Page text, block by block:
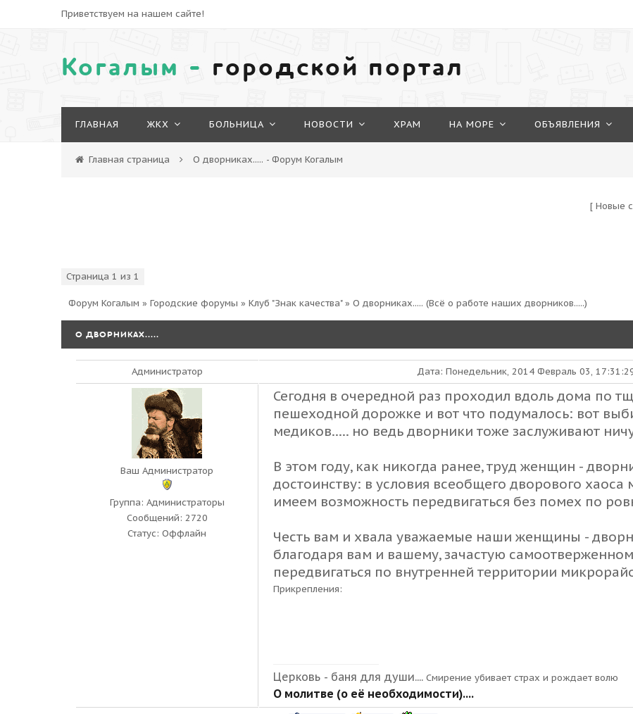
Приветствуем на нашем сайте!
Когалым - городской портал
ГЛАВНАЯ ЖКХ БОЛЬНИЦА НОВОСТИ ХРАМ НА МОРЕ ОБЪЯВЛЕНИЯ
Главная страница О дворниках..... - Форум Когалым
[ Новые
Страница 1 из 1
Форум Когалым » Городские форумы » Клуб "Знак качества" » О дворниках..... (Всё о работе наших дворников.....)
О ДВОРНИКАХ.....
Администратор Дата: Понедельник, 2014 Февраль 03,
Ваш Администратор
Группа: Администраторы
Сообщений: 2720
Статус: Оффлайн
Сегодня в очередной раз проходил вдоль дома по
пешеходной дорожке и вот что подумалось: вот
медиков..... но ведь дворники тоже заслуживают
В этом году, как никогда ранее, труд женщин -
достоинству: в условия всеобщего дворового
имеем возможность передвигаться без помех по
Честь вам и хвала уважаемые наши женщины -
благодаря вам и вашему, зачастую
передвигаться по внутренней территории
Прикрепления:
Церковь - баня для души.... Смирение убивает страх и рождает волю
О молитве (о её необходимости)....